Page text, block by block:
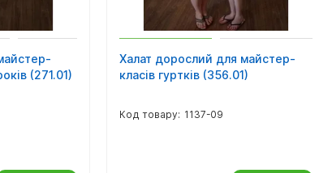
(271.01)
Халат дорослий для майстер-
класів гуртків (356.01)
1137-09